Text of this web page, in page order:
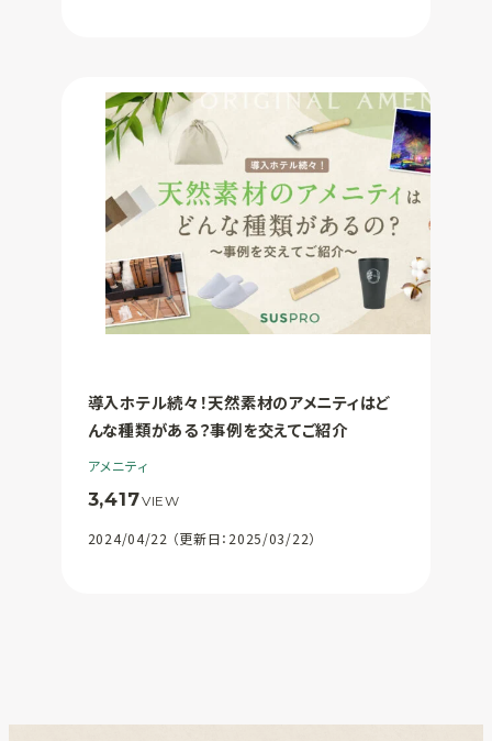
導入ホテル続々！天然素材のアメニティはど
んな種類がある？事例を交えてご紹介
アメニティ
3,417VIEW
2024/04/22 （更新日：2025/03/22）